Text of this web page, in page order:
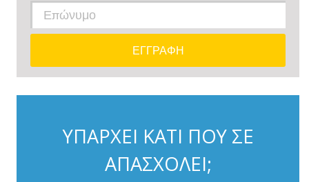
ΥΠΑΡΧΕΙ ΚΑΤΙ ΠΟΥ ΣΕ
ΑΠΑΣΧΟΛΕΙ;